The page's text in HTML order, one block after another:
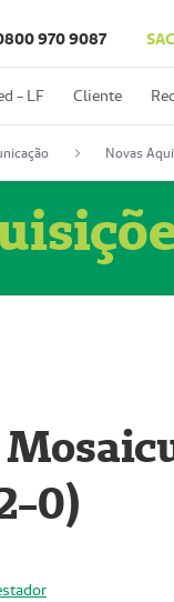
970 9087 SAC
- LF Cliente
Novas
0)